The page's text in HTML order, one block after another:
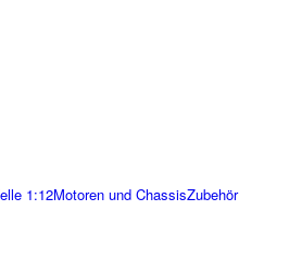
1:12Motoren und ChassisZubehör